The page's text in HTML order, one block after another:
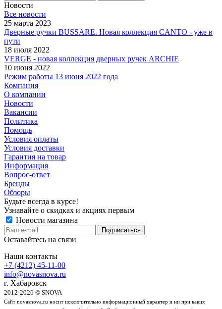
Новости
Все новости
25 марта 2023
Дверные ручки BUSSARE. Новая коллекция CANTO - уже в
пути
18 июля 2022
VERGE - новая коллекция дверных ручек ARCHIE
10 июня 2022
Режим работы 13 июня 2022 года
Компания
О компании
Новости
Вакансии
Политика
Помощь
Условия оплаты
Условия доставки
Гарантия на товар
Информация
Вопрос-ответ
Бренды
Обзоры
Будьте всегда в курсе!
Узнавайте о скидках и акциях первым
Новости магазина
Оставайтесь на связи
Наши контакты
+7 (4212) 45-11-00
info@novasnova.ru
г. Хабаровск
2012-2026 © SNOVA
Сайт novasnova.ru носит исключительно информационный характер и ни при каких